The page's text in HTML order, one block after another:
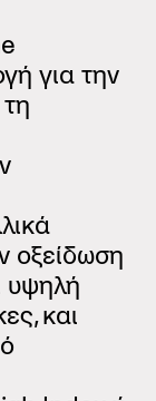
για την
οξείδωση
υψηλή
και